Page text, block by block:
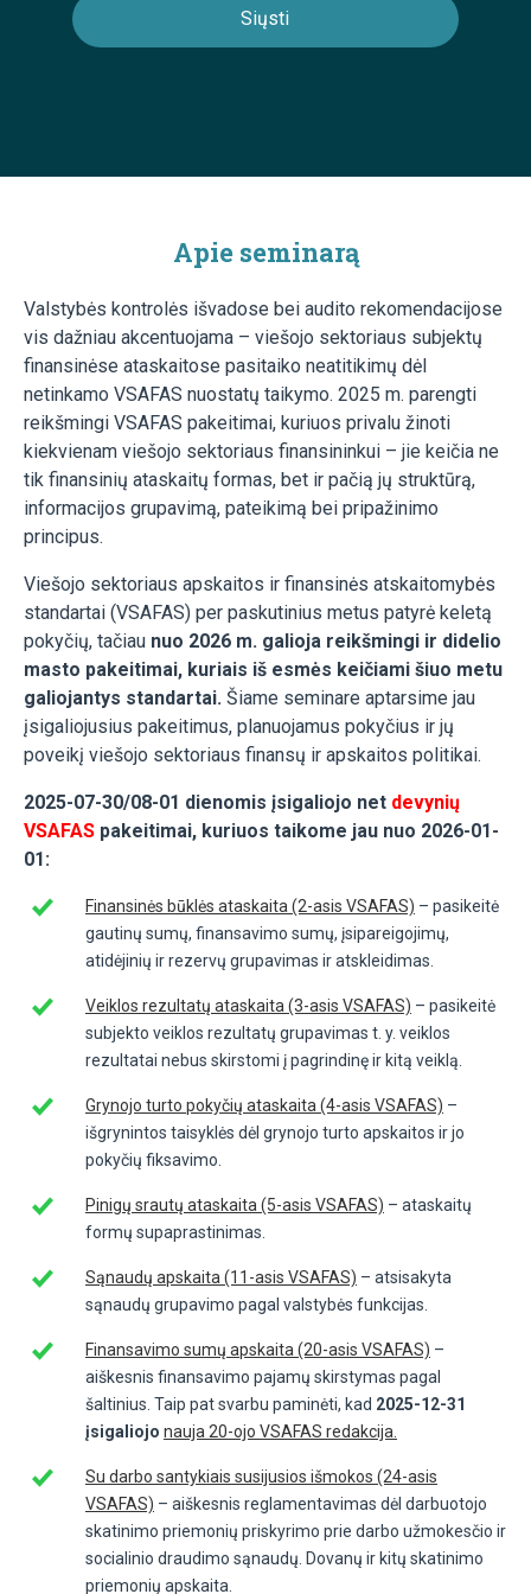
Apie seminarą
Valstybės kontrolės išvadose bei audito rekomendacijose
vis dažniau akcentuojama – viešojo sektoriaus subjektų
finansinėse ataskaitose pasitaiko neatitikimų dėl
netinkamo VSAFAS nuostatų taikymo. 2025 m. parengti
reikšmingi VSAFAS pakeitimai, kuriuos privalu žinoti
kiekvienam viešojo sektoriaus finansininkui – jie keičia ne
tik finansinių ataskaitų formas, bet ir pačią jų struktūrą,
informacijos grupavimą, pateikimą bei pripažinimo
principus.
Viešojo sektoriaus apskaitos ir finansinės atskaitomybės
standartai (VSAFAS) per paskutinius metus patyrė keletą
pokyčių, tačiau nuo 2026 m. galioja reikšmingi ir didelio
masto pakeitimai, kuriais iš esmės keičiami šiuo metu
galiojantys standartai. Šiame seminare aptarsime jau
įsigaliojusius pakeitimus, planuojamus pokyčius ir jų
poveikį viešojo sektoriaus finansų ir apskaitos politikai.
2025-07-30/08-01 dienomis įsigaliojo net devynių
VSAFAS pakeitimai, kuriuos taikome jau nuo 2026-01-
01:
Finansinės būklės ataskaita (2-asis VSAFAS) – pasikeitė
gautinų sumų, finansavimo sumų, įsipareigojimų,
atidėjinių ir rezervų grupavimas ir atskleidimas.
Veiklos rezultatų ataskaita (3-asis VSAFAS) – pasikeitė
subjekto veiklos rezultatų grupavimas t. y. veiklos
rezultatai nebus skirstomi į pagrindinę ir kitą veiklą.
Grynojo turto pokyčių ataskaita (4-asis VSAFAS) –
išgrynintos taisyklės dėl grynojo turto apskaitos ir jo
pokyčių fiksavimo.
Pinigų srautų ataskaita (5-asis VSAFAS) – ataskaitų
formų supaprastinimas.
Sąnaudų apskaita (11-asis VSAFAS) – atsisakyta
sąnaudų grupavimo pagal valstybės funkcijas.
Finansavimo sumų apskaita (20-asis VSAFAS) –
aiškesnis finansavimo pajamų skirstymas pagal
šaltinius. Taip pat svarbu paminėti, kad 2025-12-31
įsigaliojo nauja 20-ojo VSAFAS redakcija.
Su darbo santykiais susijusios išmokos (24-asis
VSAFAS) – aiškesnis reglamentavimas dėl darbuotojo
skatinimo priemonių priskyrimo prie darbo užmokesčio ir
socialinio draudimo sąnaudų. Dovanų ir kitų skatinimo
priemonių apskaita.